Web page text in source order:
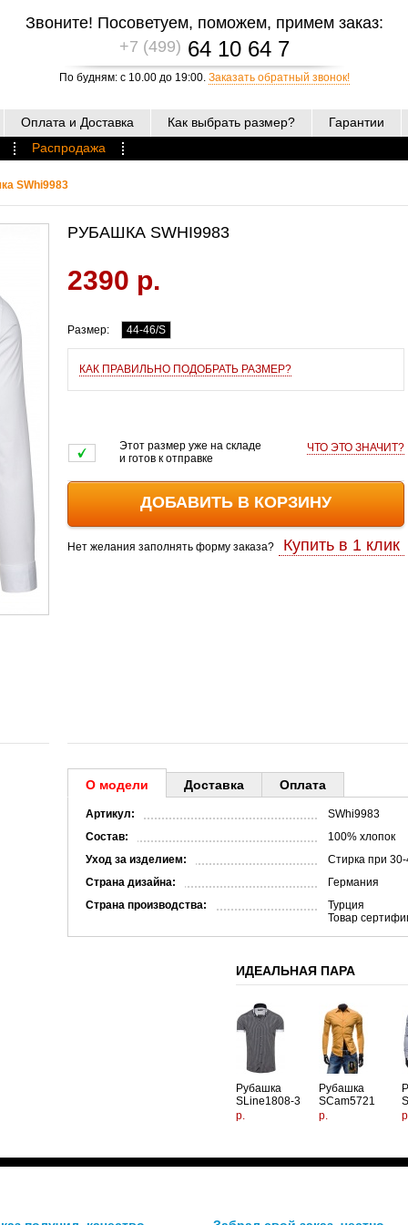
Звоните! Посоветуем, поможем, примем заказ:
+7 (499) 64 10 64 7
По будням: с 10.00 до 19:00. Заказать обратный звонок!
Оплата и Доставка Как выбрать размер?
Гарантии
Распродажа
SWhi9983
РУБАШКА SWHI9983
2390 р.
Размер: 44-46/S
КАК ПРАВИЛЬНО ПОДОБРАТЬ РАЗМЕР?
Этот размер уже на складе
и готов к отправке
ЧТО ЭТО ЗНАЧИТ?
ДОБАВИТЬ В КОРЗИНУ
Нет желания заполнять форму заказа? Купить в 1 клик
О модели Доставка Оплата
Артикул:
SWhi9983
Состав:
100% хлопок
Уход за изделием:
Стирка при
Страна дизайна:
Германия
Страна производства:
Турция
Товар
ИДЕАЛЬНАЯ ПАРА
Рубашка
SLine1808-3
р.
Рубашка
SCam5721
р.